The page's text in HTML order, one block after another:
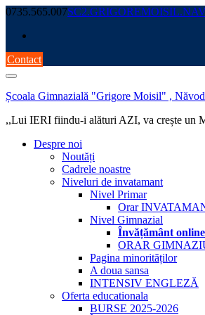
Skip
content
0735.565.007
Contact
Școala Gimnazială "Grigore Moisil" ,
,,Lui IERI fiindu-i alături AZI, va crește un
Despre noi
Noutăți
Cadrele noastre
Niveluri de invatamant
Nivel Primar
Orar
Nivel Gimnazial
Învățământ online
ORAR
Pagina minorităților
A doua sansa
INTENSIV ENGLEZĂ
Oferta educationala
BURSE 2025-2026